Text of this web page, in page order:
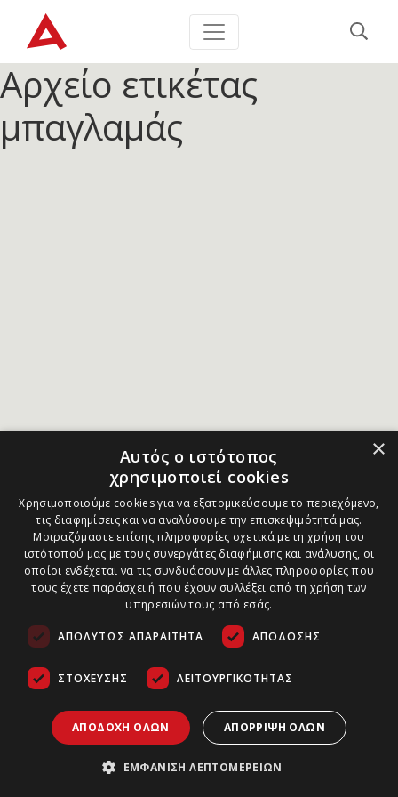
Αρχείο ετικέτας
μπαγλαμάς
×
Αυτός ο ιστότοπος
χρησιμοποιεί cookies
Χρησιμοποιούμε cookies για να εξατομικεύσουμε το περιεχόμενο,
τις διαφημίσεις και να αναλύσουμε την επισκεψιμότητά μας.
Μοιραζόμαστε επίσης πληροφορίες σχετικά με τη χρήση του
ιστότοπού μας με τους συνεργάτες διαφήμισης και ανάλυσης, οι
οποίοι ενδέχεται να τις συνδυάσουν με άλλες πληροφορίες που
τους έχετε παράσχει ή που έχουν συλλέξει από τη χρήση των
υπηρεσιών τους από εσάς.
ΑΠΟΛΎΤΩΣ ΑΠΑΡΑΊΤΗΤΑ ΑΠΌΔΟΣΗΣ
ΣΤΌΧΕΥΣΗΣ ΛΕΙΤΟΥΡΓΙΚΌΤΗΤΑΣ
ΑΠΟΔΟΧΉ ΌΛΩΝ ΑΠΌΡΡΙΨΗ ΌΛΩΝ
ΕΜΦΆΝΙΣΗ ΛΕΠΤΟΜΕΡΕΙΏΝ